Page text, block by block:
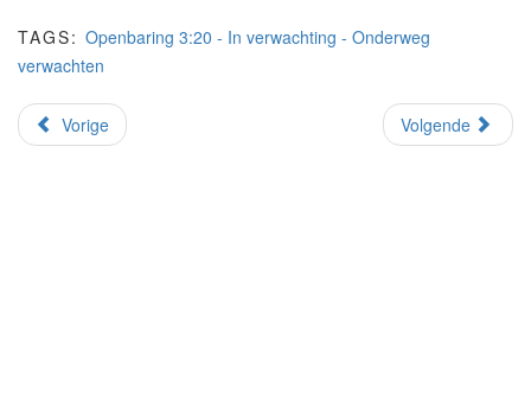
TAGS: Openbaring 3:20 - In verwachting - Onderweg
verwachten
Vorige Volgende